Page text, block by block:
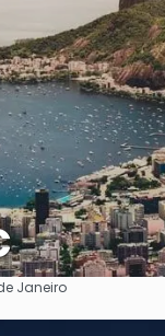
Afficher
Janeiro